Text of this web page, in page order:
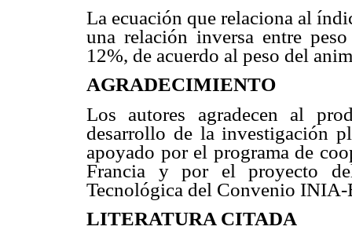
La ecuación que relaciona al
una relación inversa entre
12%, de acuerdo al peso del
AGRADECIMIENTO
Los autores agradecen al
desarrollo de la investigación
apoyado por el programa de
Francia y por el proyecto
Tecnológica del Convenio
LITERATURA CITADA